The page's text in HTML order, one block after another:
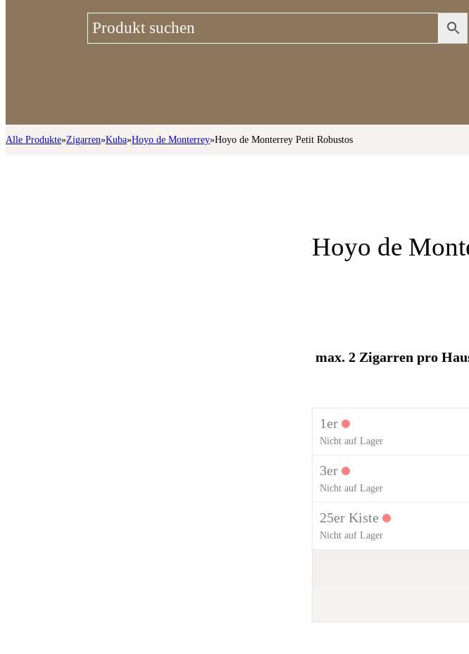
Alle Produkte»Zigarren»Kuba»Hoyo de Monterrey»Hoyo de Monterrey Petit Robustos
Hoyo de
max. 2 Zigarren pro
1er
Nicht auf Lager
3er
Nicht auf Lager
25er Kiste
Nicht auf Lager